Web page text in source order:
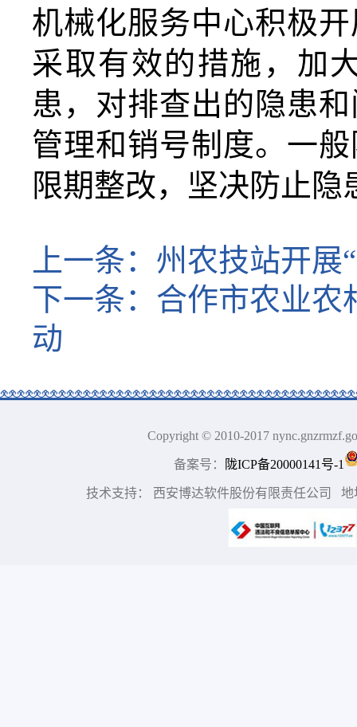
机械化服务中心积极
采取有效的措施，加
患，对排查出的隐患
管理和销号制度。一
限期整改，坚决防止
上一条： 州农技站开展
下一条： 合作市农业农
动
Copyright © 2010-2017
备案号： 陇ICP备20000141号-1
技术支持： 西安博达软件股份有限责任公司 地